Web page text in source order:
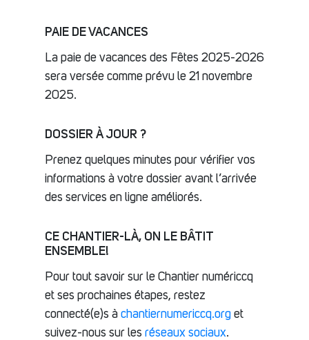
PAIE DE VACANCES
La paie de vacances des Fêtes 2025-2026
sera versée comme prévu le 21 novembre
2025.
DOSSIER À JOUR ?
Prenez quelques minutes pour vérifier vos
informations à votre dossier avant l’arrivée
des services en ligne améliorés.
CE CHANTIER-LÀ, ON LE BÂTIT
ENSEMBLE!
Pour tout savoir sur le Chantier numériccq
et ses prochaines étapes, restez
connecté(e)s à chantiernumericcq.org et
suivez-nous sur les réseaux sociaux.